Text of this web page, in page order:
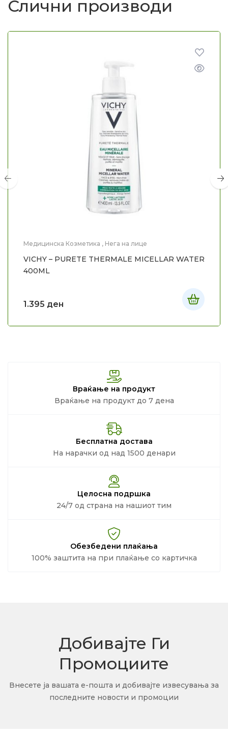
Слични производи
Медицинска Козметика , Нега на лице
VICHY – PURETE THERMALE MICELLAR WATER
400ML
1.395 ден
Враќање на продукт
Враќање на продукт до 7 дена
Бесплатна достава
На нарачки од над 1500 денари
Целосна подршка
24/7 од страна на нашиот тим
Обезбедени плаќања
100% заштита на при плаќање со картичка
Добивајте Ги
Промоциите
Внесете ја вашата е-пошта и добивајте извесувања за
последните новости и промоции